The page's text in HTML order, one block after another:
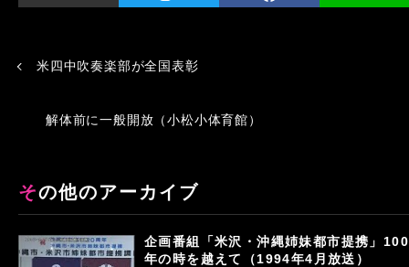
米四中吹奏楽部が全国表彰
解体前に一般開放（小松小体育館）
その他のアーカイブ
企画番組「米沢・沖縄姉妹都市提携」100
年の時を越えて（1994年4月放送）